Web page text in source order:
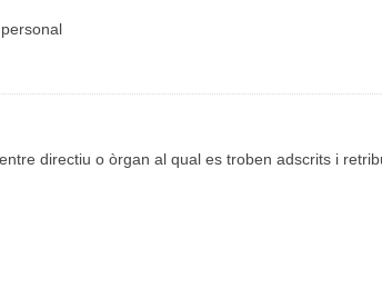
directiu o òrgan al qual es troben adscrits i